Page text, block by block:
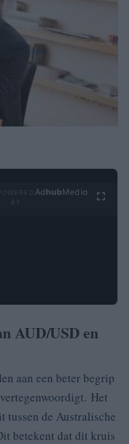
Ad hubMedia
AUD/USD en
aan een beter begrip
Het
de Australische
betekent dat dit kruis